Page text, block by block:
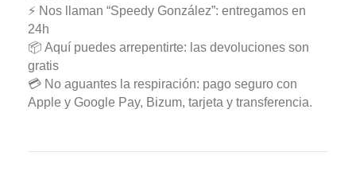
⚡ Nos llaman “Speedy González”: entregamos en
24h
📦 Aquí puedes arrepentirte: las devoluciones son
gratis
💳 No aguantes la respiración: pago seguro con
Apple y Google Pay, Bizum, tarjeta y transferencia.